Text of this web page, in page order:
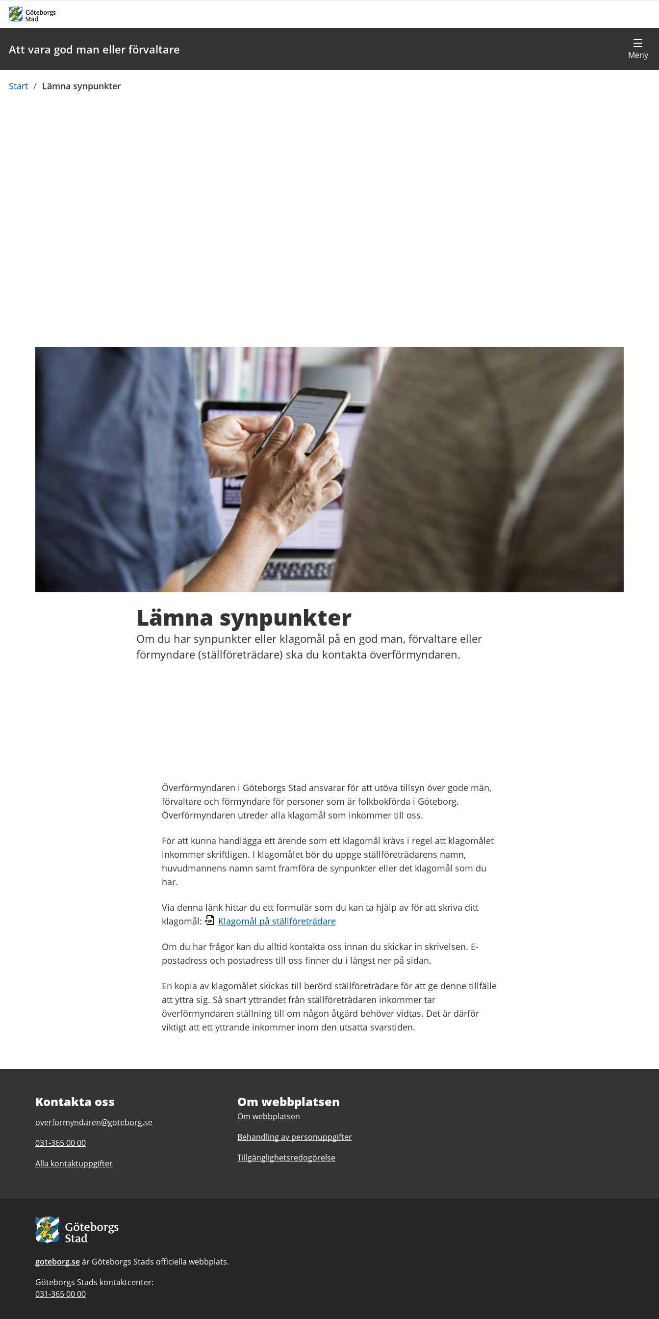
Att vara god man eller förvaltare
Du
Start / Lämna synpunkter
Lämna synpunkter
Om du har synpunkter eller klagomål på en god man, förvaltare eller
förmyndare (ställföreträdare) ska du kontakta överförmyndaren.
Överförmyndaren i Göteborgs Stad ansvarar för att utöva tillsyn över gode män,
förvaltare och förmyndare för personer som är folkbokförda i Göteborg.
Överförmyndaren utreder alla klagomål som inkommer till oss.
För att kunna handlägga ett ärende som ett klagomål krävs i regel att klagomålet
inkommer skriftligen. I klagomålet bör du uppge ställföreträdarens namn,
huvudmannens namn samt framföra de synpunkter eller det klagomål som du
har.
Via denna länk hittar du ett formulär som du kan ta hjälp av för att skriva ditt
klagomål:
Klagomål på ställföreträdare
Om du har frågor kan du alltid kontakta oss innan du skickar in skrivelsen. E-
postadress och postadress till oss finner du i längst ner på sidan.
En kopia av klagomålet skickas till berörd ställföreträdare för att ge denne tillfälle
att yttra sig. Så snart yttrandet från ställföreträdaren inkommer tar
överförmyndaren ställning till om någon åtgärd behöver vidtas. Det är därför
viktigt att ett yttrande inkommer inom den utsatta svarstiden.
Kontakta oss
E-
till
Överförmyndaren
overformyndaren@goteborg.se
Telefonnummer
Överförmyndaren
031-365 00 00
Alla kontaktuppgifter
Om webbplatsen
Om webbplatsen
Behandling av personuppgifter
Tillgänglighetsredogörelse
Avsändare:
Göteborgs
Stad
goteborg.seär Göteborgs Stads officiella webbplats.
Göteborgs Stads kontaktcenter:
Telefonnummer
031-365 00 00